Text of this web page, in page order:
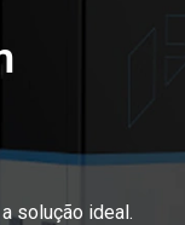
solução ideal.